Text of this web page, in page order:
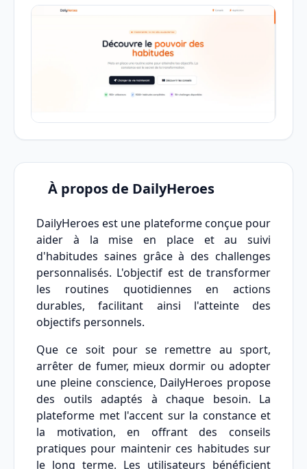
À propos de DailyHeroes
DailyHeroes est une plateforme conçue pour
aider à la mise en place et au suivi
d'habitudes saines grâce à des challenges
personnalisés. L'objectif est de transformer
les routines quotidiennes en actions
durables, facilitant ainsi l'atteinte des
objectifs personnels.
Que ce soit pour se remettre au sport,
arrêter de fumer, mieux dormir ou adopter
une pleine conscience, DailyHeroes propose
des outils adaptés à chaque besoin. La
plateforme met l'accent sur la constance et
la motivation, en offrant des conseils
pratiques pour maintenir ces habitudes sur
le long terme. Les utilisateurs bénéficient